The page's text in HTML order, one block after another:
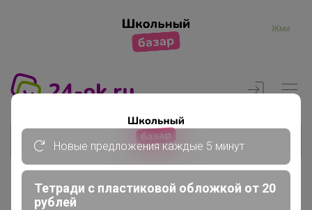
Жми
Новые предложения каждые 5 минут
Тетради с пластиковой обложкой от 20
рублей